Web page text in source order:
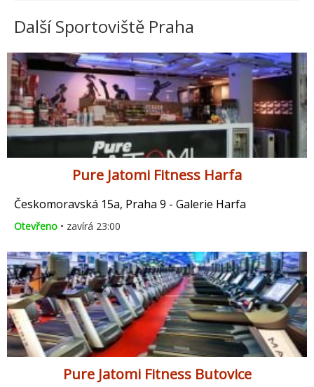
Další Sportoviště Praha
Pure Jatomi Fitness Harfa
Českomoravská 15a, Praha 9 - Galerie Harfa
Otevřeno • zavírá 23:00
Pure Jatomi Fitness Butovice